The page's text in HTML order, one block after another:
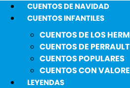
CUENTOS DE NAVIDAD
CUENTOS INFANTILES
CUENTOS DE LOS
CUENTOS DE PERRAULT
CUENTOS POPULARES
CUENTOS CON
LEYENDAS